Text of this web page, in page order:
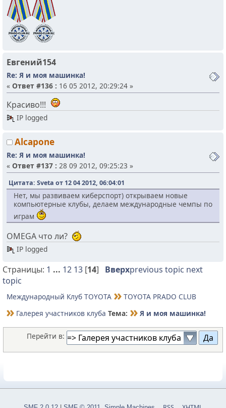
Евгений154
Re: Я и моя машинка!
« Ответ #136 : 16 05 2012, 20:29:24 »
Красиво!!!
IP logged
Alcapone
Re: Я и моя машинка!
« Ответ #137 : 28 09 2012, 09:25:23 »
Цитата: Sveta от 12 04 2012, 06:04:01
Нет, мы развиваем киберспорт) открываем новые
компьютерные клубы, делаем международные чемпы по
играм
OMEGA что ли?
IP logged
Страницы: 1 ... 12 13 [14] Вверхprevious topic next
topic
Международный Клуб TOYOTA
TOYOTA PRADO CLUB
Галерея участников клуба Тема: Я и моя машинка!
Перейти в: